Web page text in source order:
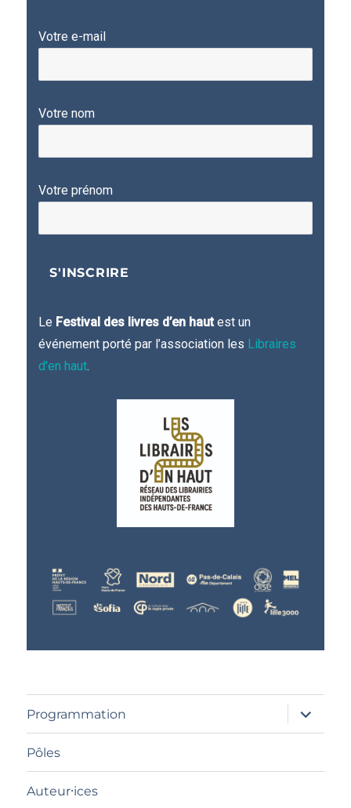
Votre e-mail
Votre nom
Votre prénom
Le Festival des livres d’en hautest un
événement porté par l’association les Libraires
d'en haut.
Programmation
ouvrir
le
sous-
Pôles
Auteur⸱ices